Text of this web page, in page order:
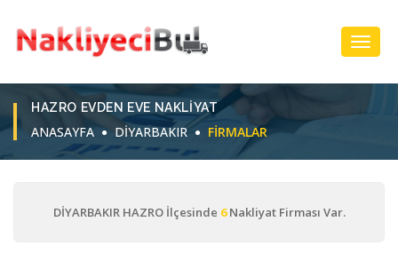
HAZRO EVDEN EVE NAKLIYAT
ANASAYFA DİYARBAKIR FIRMALAR
DİYARBAKIR HAZRO İlçesinde 6Nakliyat Firması Var.